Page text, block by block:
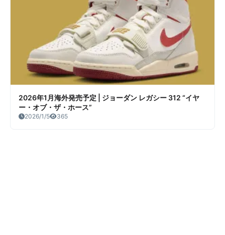
2026年1月海外発売予定 | ジョーダン レガシー 312 “イヤ
ー・オブ・ザ・ホース”
2026/1/5 365